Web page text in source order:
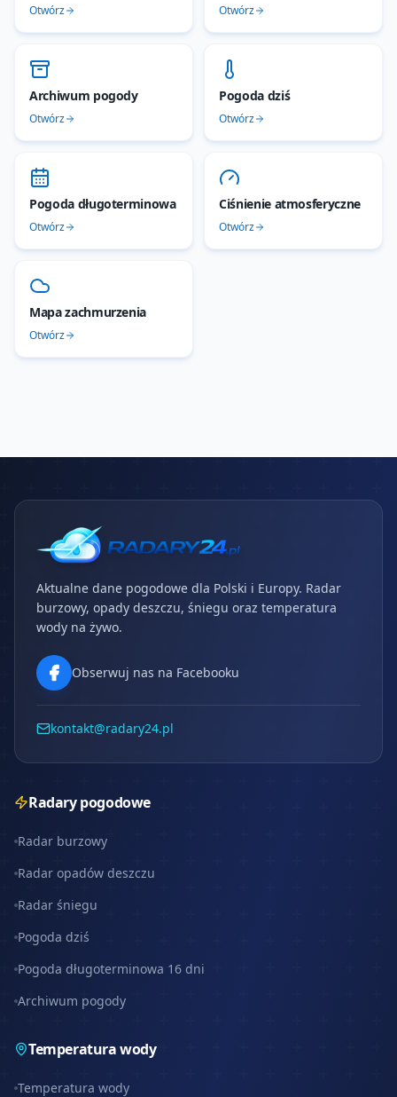
Otwórz Otwórz
Archiwum pogody
Otwórz
Pogoda dziś
Otwórz
Pogoda długoterminowa
Otwórz
Ciśnienie atmosferyczne
Otwórz
Mapa zachmurzenia
Otwórz
Aktualne dane pogodowe dla Polski i Europy. Radar
burzowy, opady deszczu, śniegu oraz temperatura
wody na żywo.
Obserwuj nas na Facebooku
kontakt@radary24.pl
Radary pogodowe
Radar burzowy
Radar opadów deszczu
Radar śniegu
Pogoda dziś
Pogoda długoterminowa 16 dni
Archiwum pogody
Temperatura wody
Temperatura wody